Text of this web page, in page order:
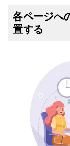
各ページへ
置する